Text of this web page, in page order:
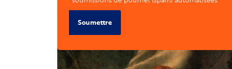
Soumettre